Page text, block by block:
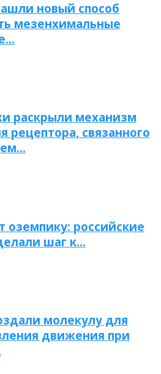
новый способ
мезенхимальные
раскрыли механизм
рецептора, связанного
оземпику: российские
шаг к…
молекулу для
движения при